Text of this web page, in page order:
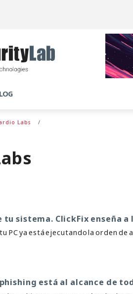
Labs
tu sistema. ClickFix enseña
PC ya está ejecutando la orden de
está al alcance de